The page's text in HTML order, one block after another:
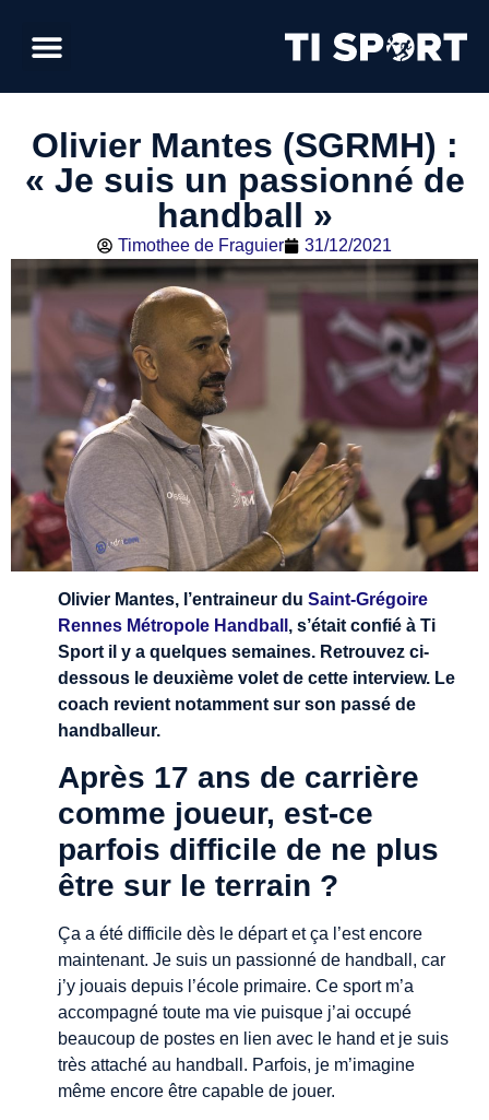
Olivier Mantes (SGRMH) :
« Je suis un passionné de
handball »
Timothee de Fraguier 31/12/2021
Olivier Mantes, l’entraineur du Saint-Grégoire
Rennes Métropole Handball , s’était confié à Ti
Sport il y a quelques semaines. Retrouvez ci-
dessous le deuxième volet de cette interview. Le
coach revient notamment sur son passé de
handballeur.
Après 17 ans de carrière
comme joueur, est-ce
parfois difficile de ne plus
être sur le terrain ?
Ça a été difficile dès le départ et ça l’est encore
maintenant. Je suis un passionné de handball, car
j’y jouais depuis l’école primaire. Ce sport m’a
accompagné toute ma vie puisque j’ai occupé
beaucoup de postes en lien avec le hand et je suis
très attaché au handball. Parfois, je m’imagine
même encore être capable de jouer.